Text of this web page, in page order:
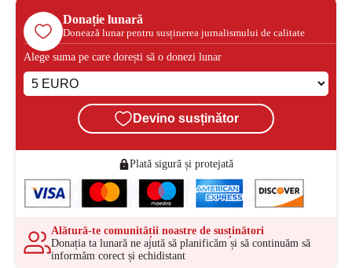
Donație lunară
Donează lunar pentru susținerea jurnalismului de calitate
Alege suma pe care dorești să o donezi lunar
Devino susținător
Plată sigură și protejată
Alătură-te comunității noastre de susținători
Donația ta lunară ne ajută să planificăm și să continuăm să
informăm corect și echidistant